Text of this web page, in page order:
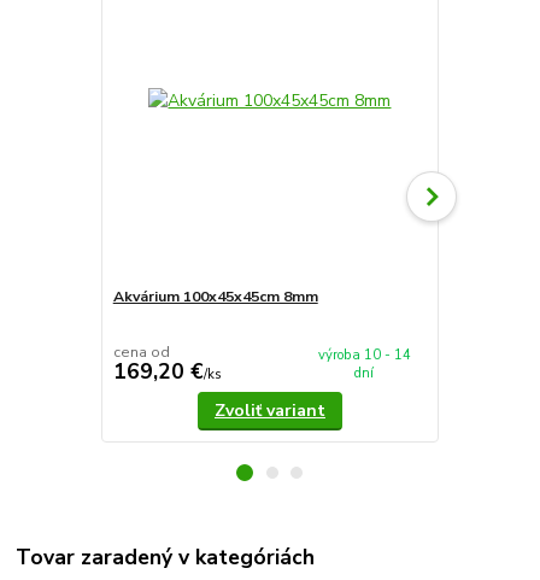
Akvárium 100x45x45cm 8mm
cena od
169,20 €/ks
výroba 10 - 14
dní
Zvoliť variant
Tovar zaradený v kategóriách